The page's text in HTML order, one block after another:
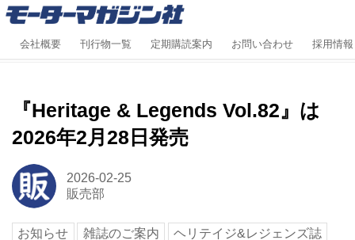
会社概要 刊行物一覧 定期購読案内 お問い合わせ 採用情報
『Heritage & Legends Vol.82』は
2026年2月28日発売
2026-02-25
販売部
お知らせ 雑誌のご案内 ヘリテイジ&レジェンズ誌